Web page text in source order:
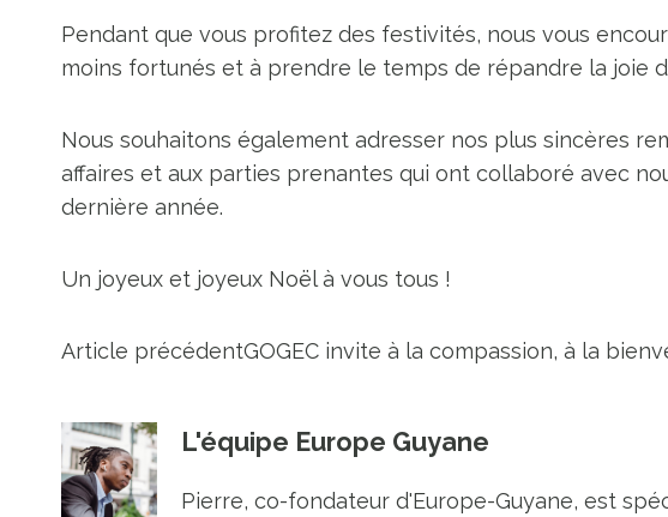
Pendant que vous profitez des festivités, nous vous
moins fortunés et à prendre le temps de répandre la joie
Nous souhaitons également adresser nos plus sincères
affaires et aux parties prenantes qui ont collaboré avec
dernière année.
Un joyeux et joyeux Noël à vous tous !
Article précédentGOGEC invite à la compassion, à la
L'équipe Europe Guyane
Pierre, co-fondateur d'Europe-Guyane, est